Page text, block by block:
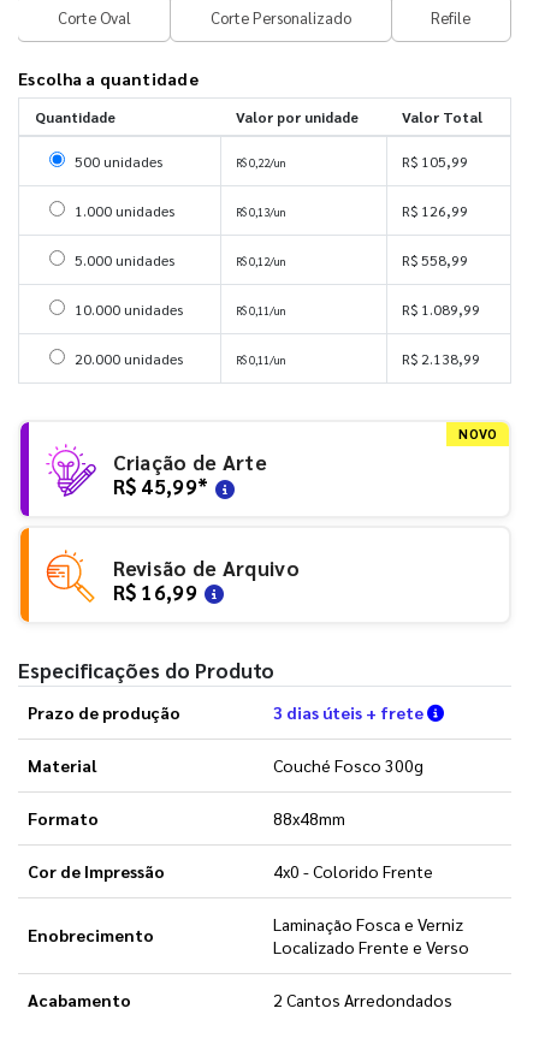
Corte Oval Corte Personalizado Refile
Escolha a quantidade
Quantidade Valor por unidade Valor Total
Selecionar 500 unidades
500 unidades R$ 0,22/un R$ 105,99
Selecionar 1000 unidades
1.000 unidades R$ 0,13/un R$ 126,99
Selecionar 5000 unidades
5.000 unidades R$ 0,12/un R$ 558,99
Selecionar 10000 unidades
10.000 unidades R$ 0,11/un R$ 1.089,99
Selecionar 20000 unidades
20.000 unidades R$ 0,11/un R$ 2.138,99
NOVO
Criação de Arte
R$ 45,99*
Revisão de Arquivo
R$ 16,99
Especificações do Produto
Prazo de produção 3 dias úteis + frete Verifique
Material Couché Fosco 300g
Formato 88x48mm
Cor de Impressão 4x0 - Colorido Frente
Enobrecimento
Laminação Fosca e Verniz
Localizado Frente e Verso
Acabamento 2 Cantos Arredondados